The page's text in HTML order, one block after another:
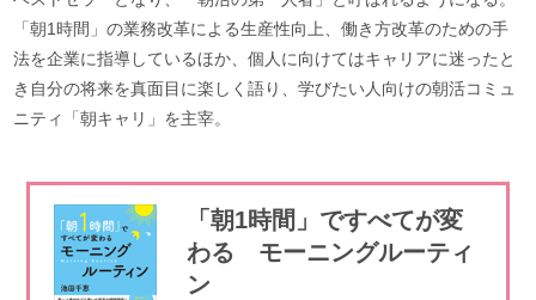
「朝1時間」の業務改革による生産性向上、働き方改革のための手
法を企業に指導しているほか、個人に向けてはキャリアに迷ったと
き自分の将来を真面目に楽しく語り、学びたい人向けの朝活コミュ
ニティ「朝キャリ」を主宰。
「朝1時間」ですべてが変
わる モーニングルーティ
ン